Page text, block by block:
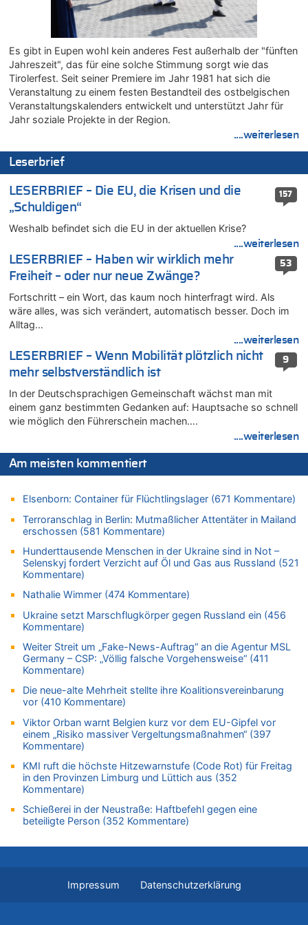
Belgier knackt Jackpot bei Lotterie EuroMillions und gewinnt
mehr als 111 Millionen €
08.08.2026 - 17:45 von Der Alte zu
Zwölf Jahre nach Aachener Bankraub: 70-Jähriger gefasst
08.08.2026 - 17:43 von Der Alte zu
Leipzig, Mechernich und die Frage: Wer steckt hinter den
Drohnen mit Strengstoff? War es Russland?
08.08.2026 - 17:16 von Bingo zu
Zweite Hitzewelle in diesem Sommer ist jetzt amtlich
08.08.2026 - 16:20 von Russentrolle zu
Leipzig, Mechernich und die Frage: Wer steckt hinter den
Drohnen mit Strengstoff? War es Russland?
08.08.2026 - 15:34 von JoKrings zu
Leipzig, Mechernich und die Frage: Wer steckt hinter den
Drohnen mit Strengstoff? War es Russland?
Mehrere Menschen in Londons City niedergestochen
08.08.2026 - 15:19 von Guido Scholzen zu
Drohnen mit Strengstoff? War es Russland?
08.08.2026 - 14:54 von Alfons van Compernolle zu
Belgier knackt Jackpot bei Lotterie EuroMillions und gewinnt
mehr als 111 Millionen €
08.08.2026 - 14:47 von Peer Wermuth zu
Drohnen mit Strengstoff? War es Russland?
08.08.2026 - 14:29 von Achso Dax zu
In Belgien missachten zwei von drei Autofahrern das
Tempolimit in 30er-Zonen – Untersuchung von Vias
08.08.2026 - 13:23 von Hugo Egon Bernhard von Sinnen zu
Leipzig, Mechernich und die Frage: Wer steckt hinter den
08.08.2026 - 13:03 von WK zu
Kollision zwischen Autofahrer und Radfahrer an RAVeL-Weg
08.08.2026 - 12:56 von WK zu
Wasserstand des Rheins in NRW so niedrig wie noch nie
08.08.2026 - 12:29 von WK zu
Tempolimit in 30er-Zonen – Untersuchung von Vias
08.08.2026 - 12:01 von Hugo Egon Bernhard von Sinnen zu
Zurück an den Rhein: Hendrich wechselt zum 1. FC Köln
08.08.2026 - 11:39 von Dax zu
In Belgien missachten zwei von drei Autofahrern das
Tempolimit in 30er-Zonen – Untersuchung von Vias
08.08.2026 - 11:08 von Hans zu
Aachen ab 11. August wieder Mekka des Pferdesports –
Belgien setzt bei Reit-WM auf starke Springreiter
08.08.2026 - 10:21 von Hugo Egon Bernhard von Sinnen zu
Tempolimit in 30er-Zonen – Untersuchung von Vias
08.08.2026 - 10:07 von Hugo Egon Bernhard von Sinnen zu
Wie kam es zur Ceuta-Krise?
08.08.2026 - 09:27 von Ermitler zu
08.08.2026 - 09:20 von Ermitler zu
Es gibt in Eupen wohl kein anderes Fest außerhalb der "fünften
Jahreszeit", das für eine solche Stimmung sorgt wie das
Tirolerfest. Seit seiner Premiere im Jahr 1981 hat sich die
Veranstaltung zu einem festen Bestandteil des ostbelgischen
Veranstaltungskalenders entwickelt und unterstützt Jahr für
Jahr soziale Projekte in der Region.
....weiterlesen
Leserbrief
157
LESERBRIEF – Die EU, die Krisen und die
„Schuldigen“
Weshalb befindet sich die EU in der aktuellen Krise?
....weiterlesen
53
LESERBRIEF – Haben wir wirklich mehr
Freiheit – oder nur neue Zwänge?
Fortschritt – ein Wort, das kaum noch hinterfragt wird. Als
wäre alles, was sich verändert, automatisch besser. Doch im
Alltag…
....weiterlesen
9
LESERBRIEF – Wenn Mobilität plötzlich nicht
mehr selbstverständlich ist
In der Deutschsprachigen Gemeinschaft wächst man mit
einem ganz bestimmten Gedanken auf: Hauptsache so schnell
wie möglich den Führerschein machen….
....weiterlesen
Am meisten kommentiert
Elsenborn: Container für Flüchtlingslager (671 Kommentare)
Terroranschlag in Berlin: Mutmaßlicher Attentäter in Mailand
erschossen (581 Kommentare)
Hunderttausende Menschen in der Ukraine sind in Not –
Selenskyj fordert Verzicht auf Öl und Gas aus Russland (521
Kommentare)
Nathalie Wimmer (474 Kommentare)
Ukraine setzt Marschflugkörper gegen Russland ein (456
Kommentare)
Weiter Streit um „Fake-News-Auftrag“ an die Agentur MSL
Germany – CSP: „Völlig falsche Vorgehensweise“ (411
Kommentare)
Die neue-alte Mehrheit stellte ihre Koalitionsvereinbarung
vor (410 Kommentare)
Viktor Orban warnt Belgien kurz vor dem EU-Gipfel vor
einem „Risiko massiver Vergeltungsmaßnahmen“ (397
Kommentare)
KMI ruft die höchste Hitzewarnstufe (Code Rot) für Freitag
in den Provinzen Limburg und Lüttich aus (352
Kommentare)
Schießerei in der Neustraße: Haftbefehl gegen eine
beteiligte Person (352 Kommentare)
Impressum Datenschutzerklärung